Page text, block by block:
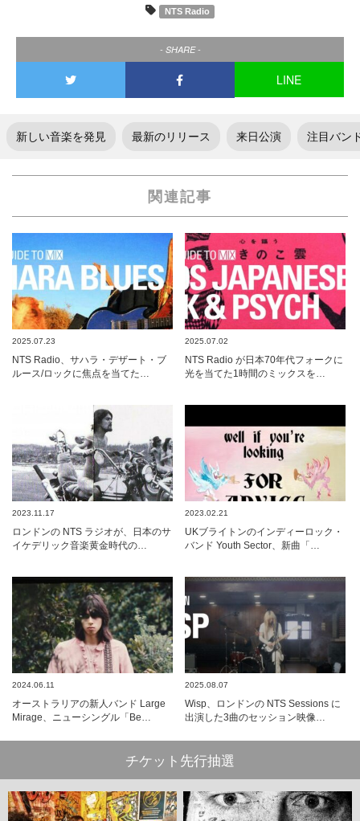
NTS Radio
- SHARE -
LINE
新しい音楽を発見 最新のリリース 来日公演 注目バン
関連記事
2025.07.23
NTS Radio、サハラ・デザート・ブ
ルース/ロックに焦点を当てた…
2025.07.02
NTS Radio が日本70年代フォークに
光を当てた1時間のミックスを…
2023.11.17
ロンドンの NTS ラジオが、日本のサ
イケデリック音楽黄金時代の…
2023.02.21
UKブライトンのインディーロック・
バンド Youth Sector、新曲「…
2024.06.11
オーストラリアの新人バンド Large
Mirage、ニューシングル「Be…
2025.08.07
Wisp、ロンドンの NTS Sessions に
出演した3曲のセッション映像…
チケット先行抽選